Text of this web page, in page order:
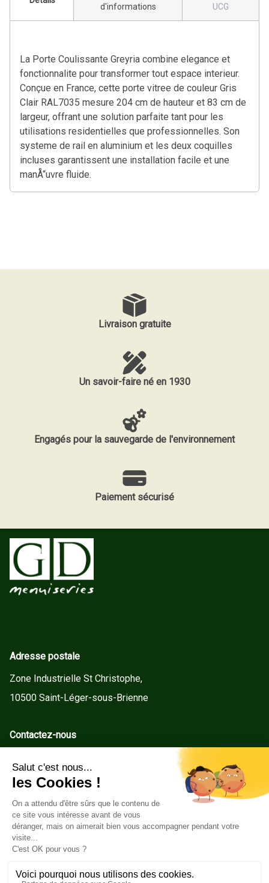
d'informations
UCG
La Porte Coulissante Greyria combine elegance et
fonctionnalite pour transformer tout espace interieur.
Conçue en France, cette porte vitree de couleur Gris
Clair RAL7035 mesure 204 cm de hauteur et 83 cm de
largeur, offrant une solution parfaite tant pour les
utilisations residentielles que professionnelles. Son
systeme de rail en aluminium et les deux coquilles
incluses garantissent une installation facile et une
manÅ“uvre fluide.
Livraison gratuite
Un savoir-faire né en 1930
Engagés pour la sauvegarde de l'environnement
Paiement sécurisé
Adresse postale
Zone Industrielle St Christophe,
10500 Saint-Léger-sous-Brienne
Contactez-nous
Tel : +33(0)3 25 92 78 60
Service client
Conditions Générales de Vente
Mentions légales
Politique de cookies